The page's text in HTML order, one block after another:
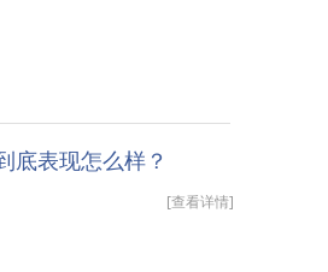
底表现怎么样？
[查看详情]